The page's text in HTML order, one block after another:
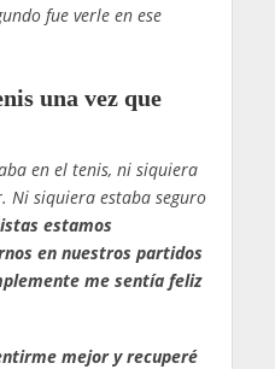
fue verle en ese
una vez que
en el tenis, ni siquiera
Ni siquiera estaba seguro
estamos
en nuestros partidos
me sentía feliz
mejor y recuperé